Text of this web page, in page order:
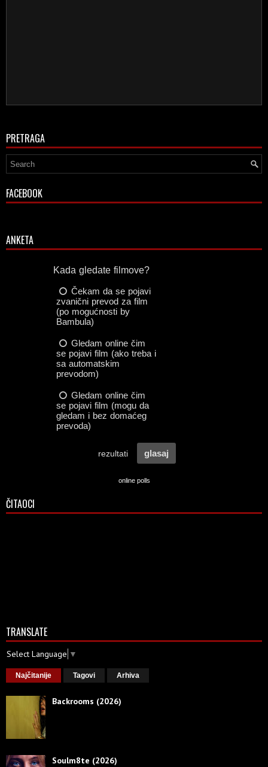
PRETRAGA
FACEBOOK
ANKETA
online polls
ČITAOCI
TRANSLATE
Select Language ▼
Najčitanije Tagovi Arhiva
Backrooms (2026)
Soulm8te (2026)